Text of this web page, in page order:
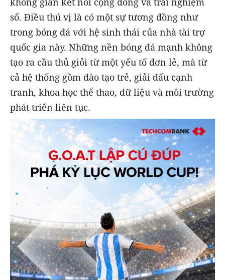
số. Điều thú vị là có một sự tương đồng như
trong bóng đá với hệ sinh thái của nhà tài trợ
quốc gia này. Những nền bóng đá mạnh không
tạo ra cầu thủ giỏi từ một yếu tố đơn lẻ, mà từ
cả hệ thống gồm đào tạo trẻ, giải đấu cạnh
tranh, khoa học thể thao, dữ liệu và môi trường
phát triển liên tục.